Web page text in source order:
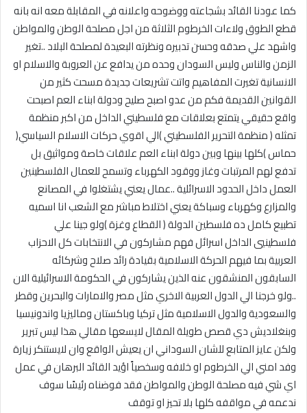
كما عودنا القائد بشجاعته ووضوحه واعلانه في المقابلة معه انه بانه
قطع الطوق ولاءات الخرطوم الثلاثة من اجل مصلحة الوطن والمواطن
واشهد علي صدقه وحسن تدبيره ونظرته البعيدة لمصلحة البلاد ..تغير
الزمن والناس وليس السودان وحده من يدافع عن العروبة والاسلام او
الانسانية تغيرت المفاهيم واتت تشريعات جديدة مسحت كثير من
القوانين القديمة فكم من عدو اصبح صليح ودولة ابناء العم اصبحت
واقع حقيقي يتمتع بعلاقات مع فلسطيني الداخل من اكبر منظمة
تمثله ( منظمة التحرير الفلسطيني )الي اقوي حركات الاسلام السياسي(
حماس )كلها بينها وبين دولة ابناء العم علاقات خاصة ومواثيق بل
تدفع لهم المرتبات وغاز ووقود الكهرباء وتسمح للعمال الفلسطينين
العمل داخل الحدود الاسرائلية ..عمال يعني يشتغلوا في المصانع
والمزارع وكهرباء وسباكة يعني اختلاط مباشر مع الشعب انا اسميه
تطبيع كامل ده فلسطين الدولة ( القطاع وغزة )ولو جينا علي
فلسطينيي الداخل اسرائل فهم مشاركون في الانتخابات كل الاحزاب
العربية بما فيهم الحركة الاسلامية بقيادة رائد صلاح وشركائه
السابقون المنشقون عنه الذين يشاركون في الحكومة الاسرائيلية الان
..ولو خرجنا الي الدول العربية الاخري مثل مصر والامارات والبحرين وقطر
والسعودية والدول الاسلامية مثل تركيا وباكستان وماليزيا واندونيسيا
وبنغلاديش دي قصص طويلة المقال لايسعها مقالي هذا ليس تبرير
ولكن عايز المتابع للشان السوداني ان يعيش الواقع وان لايستنكر زيارة
وفد امني الي الخرطوم او خلافه وسخصياً اؤيد القائد البرهان في عمل
اي شي فيه مصلحة الوطن والمواطن فقد فوضناه رئيسًا سوف
ندعمه في مواقفه كلها بلا تحيز او توقف